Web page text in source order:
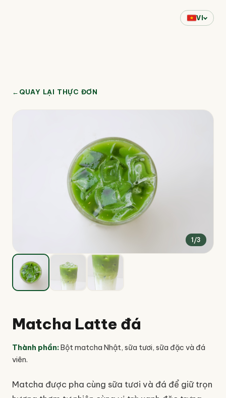
VI
← QUAY LẠI THỰC ĐƠN
1 /3
Matcha Latte đá
Thành phần:Bột matcha Nhật, sữa tươi, sữa đặc và đá
viên.
Matcha được pha cùng sữa tươi và đá để giữ trọn